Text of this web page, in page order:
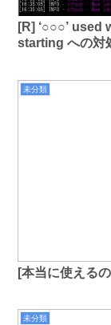
[R] ‘○○○’
starting への対
未分類
[本当に使える
未分類